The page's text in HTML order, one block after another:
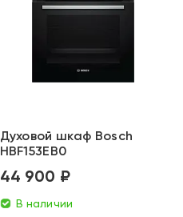
Духовой шкаф Bosch
HBF153EB0
44 900 ₽
В наличии